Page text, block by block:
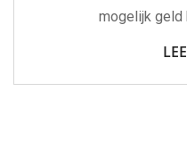
mogelijk geld